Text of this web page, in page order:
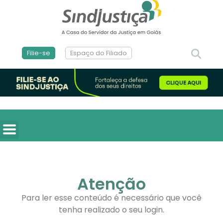
Filie-se Espaço do Filiado
Atenção
Para ler esse conteúdo é necessário que você
tenha realizado o seu login.